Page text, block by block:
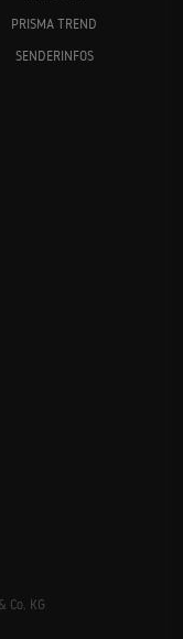
PRISMA TREND
SENDERINFOS
Co. KG